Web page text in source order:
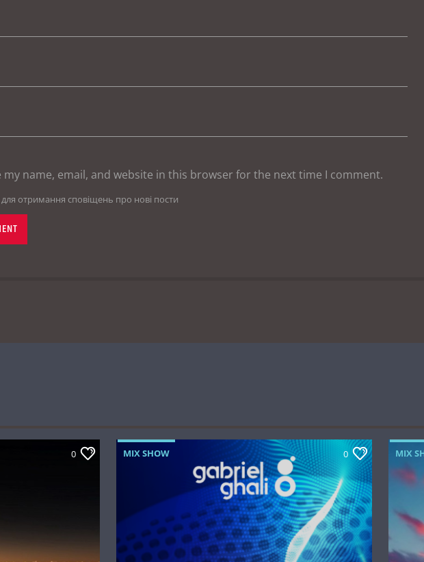
my name, email, and website in this browser for the next time I comment.
для отримання сповіщень про нові пости
0 MIX SHOW 0 MIX